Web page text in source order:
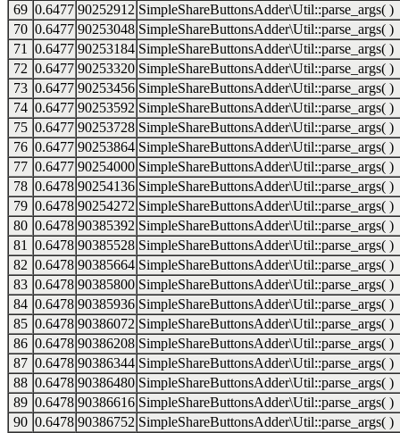
69 0.6477 90252912 SimpleShareButtonsAdder\Util::parse_args( )
70 0.6477 90253048 SimpleShareButtonsAdder\Util::parse_args( )
71
0.6477 90253184 SimpleShareButtonsAdder\Util::parse_args( )
72 0.6477 90253320 SimpleShareButtonsAdder\Util::parse_args( )
73 0.6477 90253456 SimpleShareButtonsAdder\Util::parse_args( )
74 0.6477 90253592 SimpleShareButtonsAdder\Util::parse_args( )
75 0.6477 90253728 SimpleShareButtonsAdder\Util::parse_args( )
76 0.6477 90253864 SimpleShareButtonsAdder\Util::parse_args( )
77 0.6477 90254000 SimpleShareButtonsAdder\Util::parse_args( )
78 0.6478 90254136 SimpleShareButtonsAdder\Util::parse_args( )
79 0.6478 90254272 SimpleShareButtonsAdder\Util::parse_args( )
80 0.6478 90385392 SimpleShareButtonsAdder\Util::parse_args( )
81
0.6478 90385528 SimpleShareButtonsAdder\Util::parse_args( )
82 0.6478 90385664 SimpleShareButtonsAdder\Util::parse_args( )
83 0.6478 90385800 SimpleShareButtonsAdder\Util::parse_args( )
84 0.6478 90385936 SimpleShareButtonsAdder\Util::parse_args( )
85 0.6478 90386072 SimpleShareButtonsAdder\Util::parse_args( )
86 0.6478 90386208 SimpleShareButtonsAdder\Util::parse_args( )
87 0.6478 90386344 SimpleShareButtonsAdder\Util::parse_args( )
88 0.6478 90386480 SimpleShareButtonsAdder\Util::parse_args( )
89 0.6478 90386616 SimpleShareButtonsAdder\Util::parse_args( )
90 0.6478 90386752 SimpleShareButtonsAdder\Util::parse_args( )